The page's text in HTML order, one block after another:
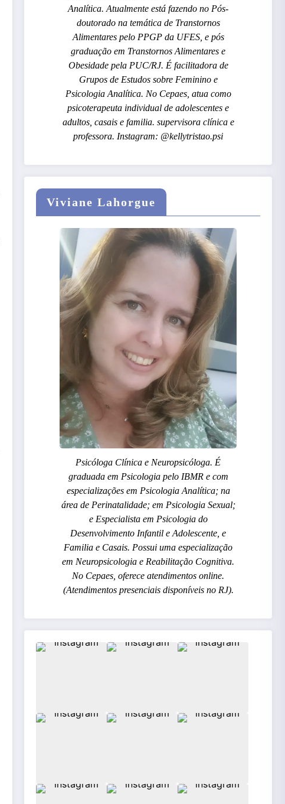
Analítica. Atualmente está fazendo no Pós-
doutorado na temática de Transtornos
Alimentares pelo PPGP da UFES, e pós
graduação em Transtornos Alimentares e
Obesidade pela PUC/RJ. É facilitadora de
Grupos de Estudos sobre Feminino e
Psicologia Analítica. No Cepaes, atua como
psicoterapeuta individual de adolescentes e
adultos, casais e familia. supervisora clínica e
professora. Instagram: @kellytristao.psi
Viviane Lahorgue
Psicóloga Clínica e Neuropsicóloga. É
graduada em Psicologia pelo IBMR e com
especializações em Psicologia Analítica; na
área de Perinatalidade; em Psicologia Sexual;
e Especialista em Psicologia do
Desenvolvimento Infantil e Adolescente, e
Familia e Casais. Possui uma especialização
em Neuropsicologia e Reabilitação Cognitiva.
No Cepaes, oferece atendimentos online.
(Atendimentos presenciais disponíveis no RJ).